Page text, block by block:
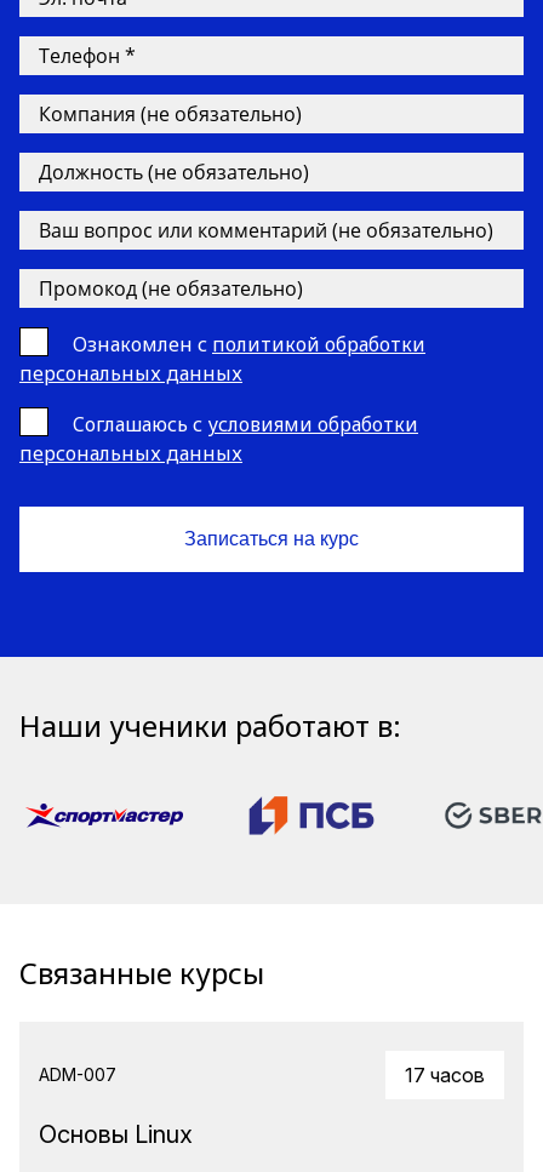
Ознакомлен с политикой обработки
персональных данных
Cоглашаюсь с условиями обработки
персональных данных
Наши ученики работают в:
Связанные курсы
ADM-007 17 часов
Основы Linux